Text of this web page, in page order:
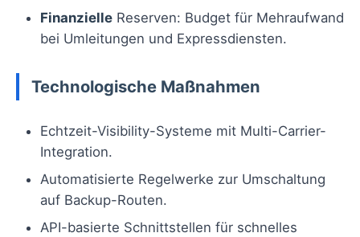
Finanzielle Reserven: Budget für Mehraufwand
bei Umleitungen und Expressdiensten.
Technologische Maßnahmen
Echtzeit-Visibility-Systeme mit Multi-Carrier-
Integration.
Automatisierte Regelwerke zur Umschaltung
auf Backup-Routen.
API-basierte Schnittstellen für schnelles